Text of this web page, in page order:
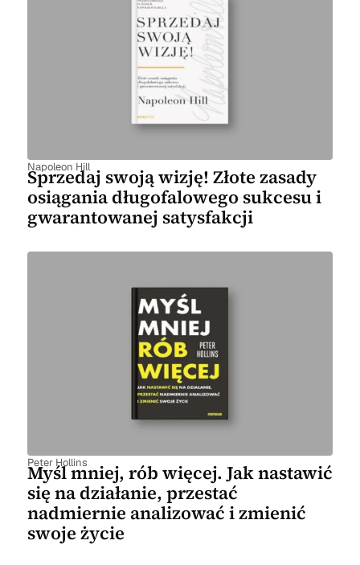
Napoleon Hill
Sprzedaj swoją wizję! Złote zasady
osiągania długofalowego sukcesu i
gwarantowanej satysfakcji
Peter Hollins
Myśl mniej, rób więcej. Jak nastawić
się na działanie, przestać
nadmiernie analizować i zmienić
swoje życie